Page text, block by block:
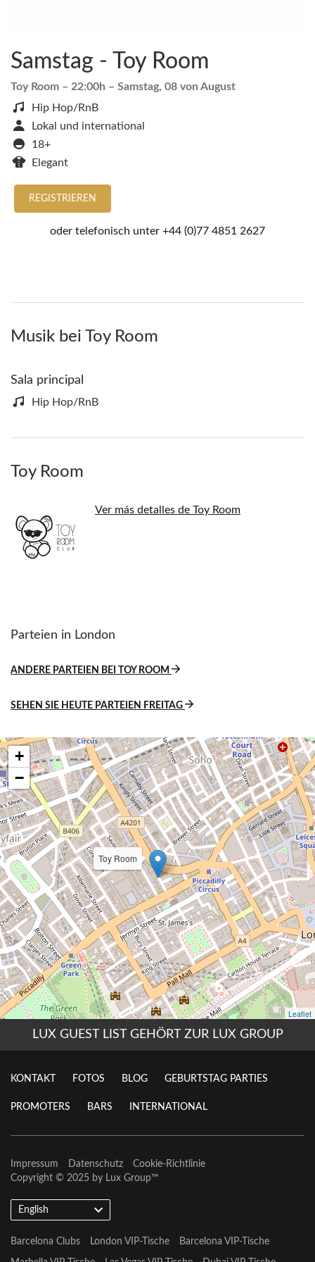
Samstag - Toy Room
Toy Room – 22:00h – Samstag, 08 von August
Hip Hop/RnB
Lokal und international
18+
Elegant
REGISTRIEREN
oder telefonisch unter +44 (0)77 4851 2627
Musik bei Toy Room
Sala principal
Hip Hop/RnB
Toy Room
Ver más detalles de Toy Room
Parteien in London
ANDERE PARTEIEN BEI TOY ROOM
SEHEN SIE HEUTE PARTEIEN FREITAG
LUX GUEST LIST GEHÖRT ZUR LUX GROUP
KONTAKT FOTOS BLOG GEBURTSTAG PARTIES
PROMOTERS BARS INTERNATIONAL
Impressum Datenschutz
Cookie-Richtlinie
Copyright © 2025 by Lux Group™
English
Barcelona Clubs London VIP-Tische Barcelona VIP-Tische